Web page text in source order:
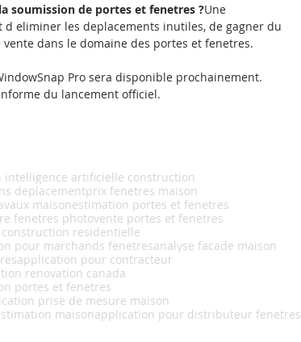
soumission de portes et fenetres ?Une
eliminer les deplacements inutiles, de gagner du
dans le domaine des portes et fenetres.
Pro sera disponible prochainement.
du lancement officiel.
intelligence artificielle construction
deplacementprix fenetres maison
maisonestimation portes et fenetres
fenetres photovente portes et fenetres
residentielle
pour marchands fenetresanalyse facade maison
application pour contracteur
renovation canada
portes et fenetres
prise de mesure maison
maisonapplication pour distributeur fenetres